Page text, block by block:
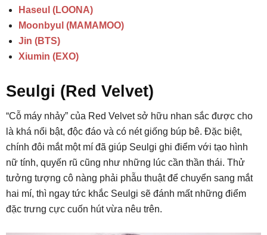
Haseul (LOONA)
Moonbyul (MAMAMOO)
Jin (BTS)
Xiumin (EXO)
Seulgi (Red Velvet)
“Cỗ máy nhảy” của Red Velvet sở hữu nhan sắc được cho
là khá nổi bật, độc đáo và có nét giống búp bê. Đặc biệt,
chính đôi mắt một mí đã giúp Seulgi ghi điểm với tạo hình
nữ tính, quyến rũ cũng như những lúc cần thần thái. Thử
tưởng tượng cô nàng phải phẫu thuật để chuyển sang mắt
hai mí, thì ngay tức khắc Seulgi sẽ đánh mất những điểm
đặc trưng cực cuốn hút vừa nêu trên.